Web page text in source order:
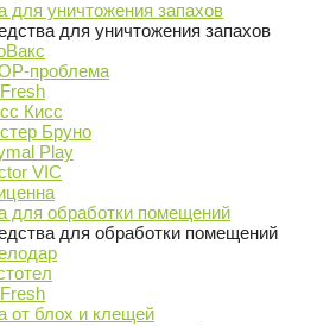
для уничтожения запахов
для уничтожения запахов
проблема
Кисс
Бруно
Play
VIC
для обработки помещений
для обработки помещений
от блох и клещей